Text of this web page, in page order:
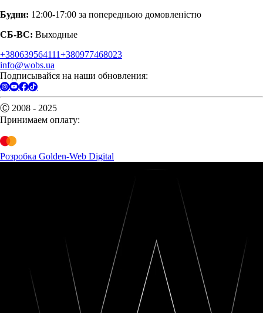
Будни: 12:00-17:00 за попередньою домовленістю
СБ-ВС: Выходные
+380639564111+380977468023
info@wobs.ua
Подписывайся на наши обновления:
Ⓒ 2008 - 2025
Принимаем оплату:
Розробка Golden-Web Digital